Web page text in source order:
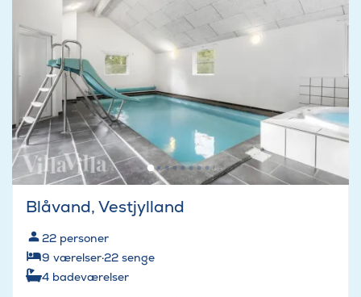
Blåvand, Vestjylland
22 personer
9 værelser·22 senge
4 badeværelser